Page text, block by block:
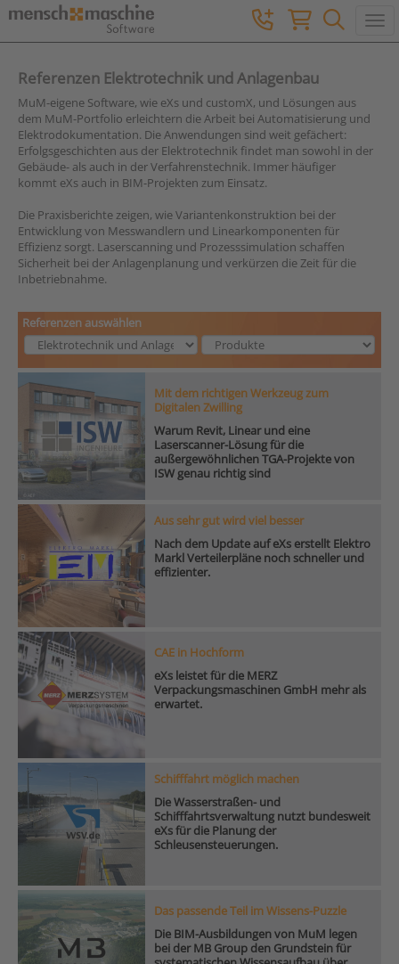
Referenzen Elektrotechnik und Anlagenbau
MuM-eigene Software, wie eXs und customX, und Lösungen aus
dem MuM-Portfolio erleichtern die Arbeit bei Automatisierung und
Elektrodokumentation. Die Anwendungen sind weit gefächert:
Erfolgsgeschichten aus der Elektrotechnik findet man sowohl in der
Gebäude- als auch in der Verfahrenstechnik. Immer häufiger
kommt eXs auch in BIM-Projekten zum Einsatz.
Die Praxisberichte zeigen, wie Variantenkonstruktion bei der
Entwicklung von Messwandlern und Linearkomponenten für
Effizienz sorgt. Laserscanning und Prozesssimulation schaffen
Sicherheit bei der Anlagenplanung und verkürzen die Zeit für die
Inbetriebnahme.
Referenzen auswählen
Mit dem richtigen Werkzeug zum
Digitalen Zwilling
Warum Revit, Linear und eine
Laserscanner-Lösung für die
außergewöhnlichen TGA-Projekte von
ISW genau richtig sind
Aus sehr gut wird viel besser
Nach dem Update auf eXs erstellt Elektro
Markl Verteilerpläne noch schneller und
effizienter.
CAE in Hochform
eXs leistet für die MERZ
Verpackungsmaschinen GmbH mehr als
erwartet.
Schifffahrt möglich machen
Die Wasserstraßen- und
Schifffahrtsverwaltung nutzt bundesweit
eXs für die Planung der
Schleusensteuerungen.
Das passende Teil im Wissens-Puzzle
Die BIM-Ausbildungen von MuM legen
bei der MB Group den Grundstein für